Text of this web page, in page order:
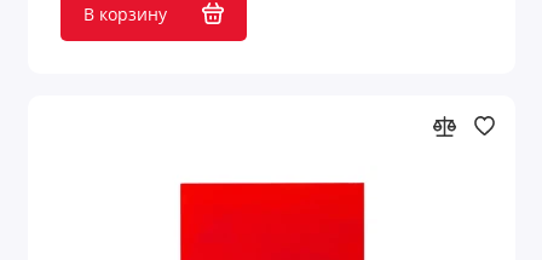
В корзину